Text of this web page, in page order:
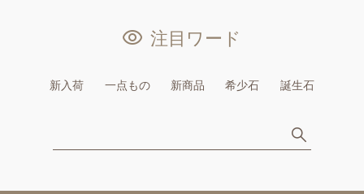
注目ワード
新入荷 一点もの 新商品 希少石 誕生石